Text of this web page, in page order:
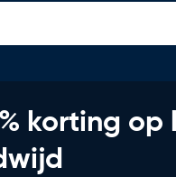
korting op